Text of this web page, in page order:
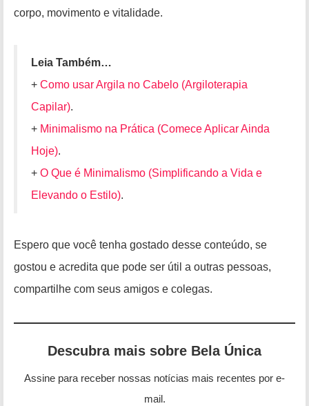
corpo, movimento e vitalidade.
Leia Também…
+ Como usar Argila no Cabelo (Argiloterapia
Capilar).
+ Minimalismo na Prática (Comece Aplicar Ainda
Hoje).
+ O Que é Minimalismo (Simplificando a Vida e
Elevando o Estilo).
Espero que você tenha gostado desse conteúdo, se
gostou e acredita que pode ser útil a outras pessoas,
compartilhe com seus amigos e colegas.
Descubra mais sobre Bela Única
Assine para receber nossas notícias mais recentes por e-
mail.